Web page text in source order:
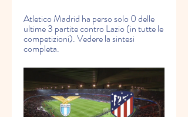
Atletico Madrid ha perso solo 0 delle
ultime 3 partite contro Lazio (in tutte le
competizioni). Vedere la sintesi
completa.